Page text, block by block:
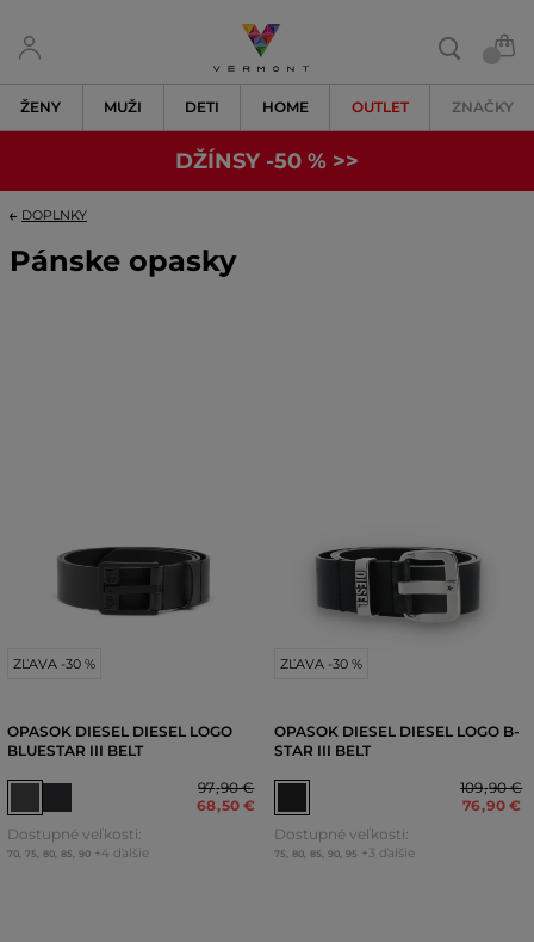
ŽENY MUŽI DETI HOME OUTLET ZNAČKY
DŽÍNSY -50 % >>
DOPLNKY
Pánske opasky
ZĽAVA -30 %
OPASOK DIESEL DIESEL LOGO
BLUESTAR III BELT
97,90 €
68,50 €
Dostupné veľkosti:
70, 75 80, 85 90 +4 ďalšie
ZĽAVA -30 %
OPASOK DIESEL DIESEL LOGO B-
STAR III BELT
109,90 €
76,90 €
Dostupné veľkosti:
75 80, 85 90, 95 +3 ďalšie